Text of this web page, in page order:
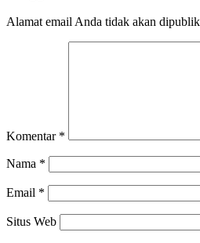
Alamat email Anda tidak akan
Komentar *
Nama *
Email *
Situs Web